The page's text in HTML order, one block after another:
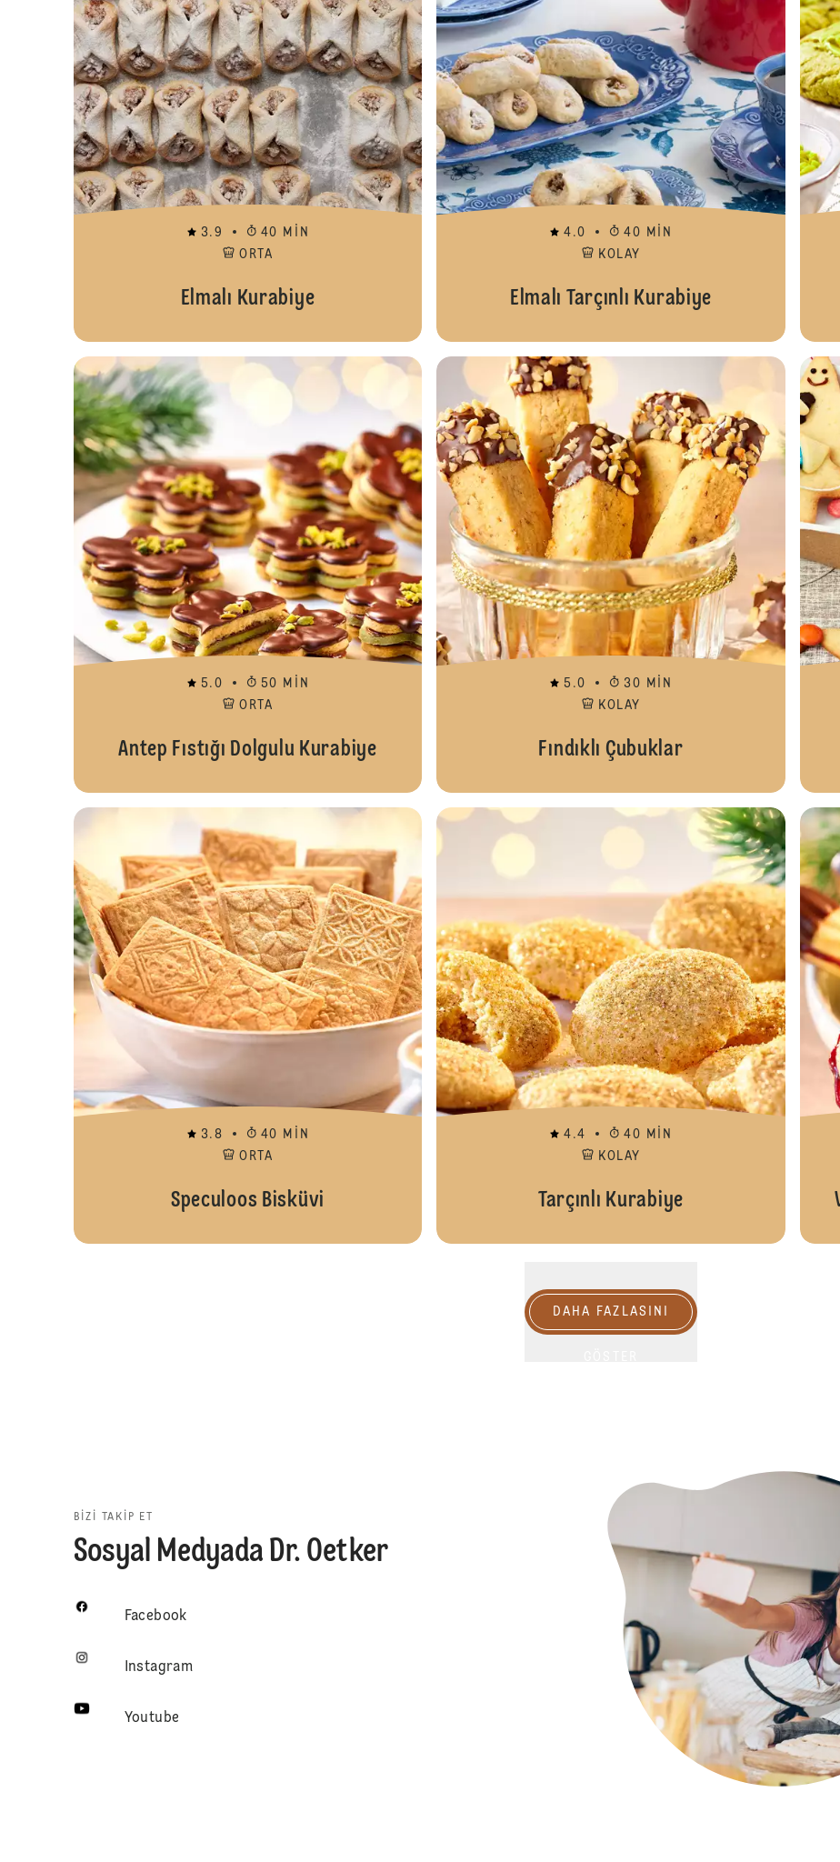
3.9
40 MIN
ORTA
Elmalı Kurabiye
4.0
40 MIN
KOLAY
Elmalı Tarçınlı Kurabiye
Antep
5.0
50 MIN
ORTA
Antep Fıstığı Dolgulu Kurabiye
5.0
30 MIN
KOLAY
Fındıklı Çubuklar
3.8
40 MIN
ORTA
Speculoos Bisküvi
4.4
40 MIN
KOLAY
Tarçınlı Kurabiye
DAHA FAZLASINI
BIZI TAKIP ET
Sosyal Medyada Dr. Oetker
Facebook
Instagram
Youtube